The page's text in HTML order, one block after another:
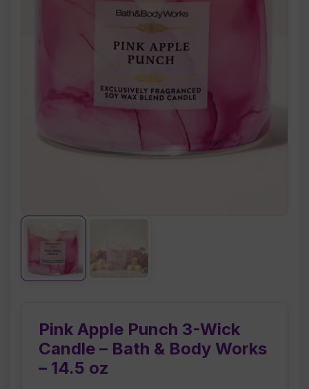
Pink Apple Punch 3-Wick
Candle – Bath & Body Works
– 14.5 oz